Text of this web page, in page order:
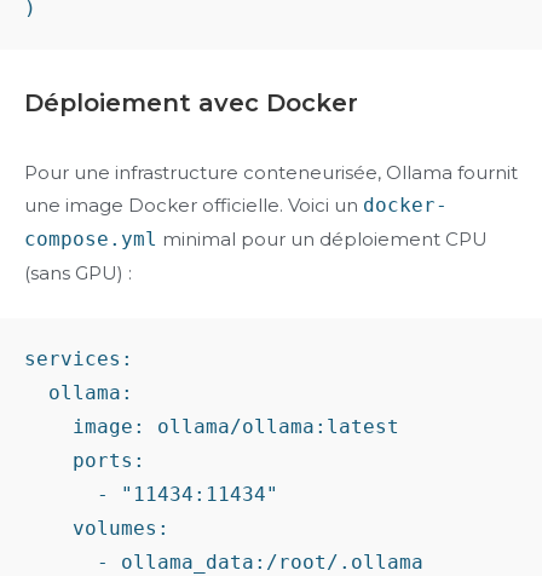
Déploiement avec Docker
Pour une infrastructure conteneurisée, Ollama fournit
une image Docker officielle. Voici un docker-
compose.yml minimal pour un déploiement CPU
(sans GPU) :
services: